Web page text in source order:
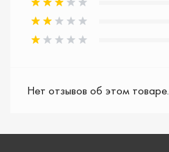
Нет отзывов об этом товаре.